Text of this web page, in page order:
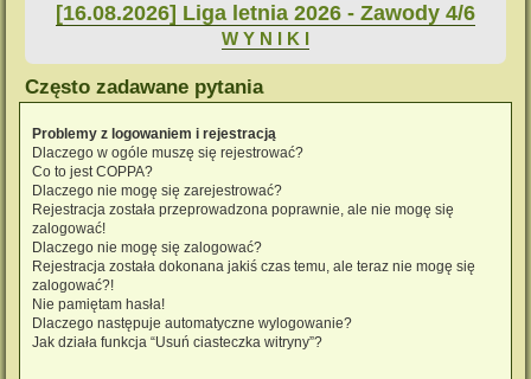
[16.08.2026] Liga letnia 2026 - Zawody 4/6
W Y N I K I
Często zadawane pytania
Problemy z logowaniem i rejestracją
Dlaczego w ogóle muszę się rejestrować?
Co to jest COPPA?
Dlaczego nie mogę się zarejestrować?
Rejestracja została przeprowadzona poprawnie, ale nie mogę się
zalogować!
Dlaczego nie mogę się zalogować?
Rejestracja została dokonana jakiś czas temu, ale teraz nie mogę się
zalogować?!
Nie pamiętam hasła!
Dlaczego następuje automatyczne wylogowanie?
Jak działa funkcja “Usuń ciasteczka witryny”?